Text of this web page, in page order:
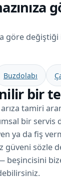
göre değiştiği
Buzdolabı
bir
tamiri
bir servis
ya da fiş
güveni sözle
beşincisini